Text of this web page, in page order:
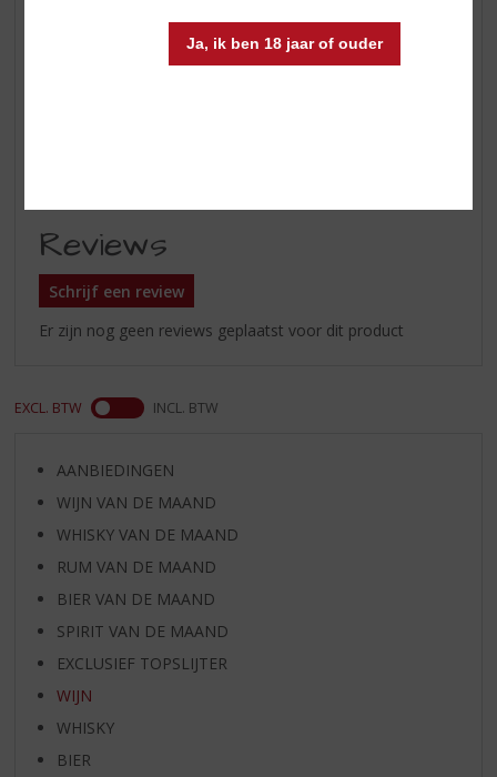
Ja, ik ben 18 jaar of ouder
diep en rijk, met een goede
balans en fluweelzachte tannines.
Het hout is mooi geïntegreerd
Reviews
Schrijf een review
Er zijn nog geen reviews geplaatst voor dit product
EXCL. BTW INCL. BTW
AANBIEDINGEN
WIJN VAN DE MAAND
WHISKY VAN DE MAAND
RUM VAN DE MAAND
BIER VAN DE MAAND
SPIRIT VAN DE MAAND
EXCLUSIEF TOPSLIJTER
WIJN
WHISKY
BIER